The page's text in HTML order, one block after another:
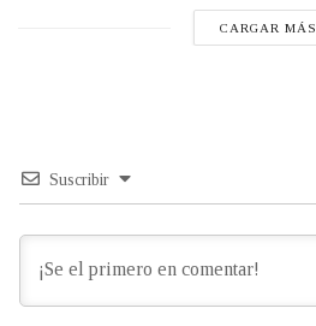
CARGAR MÁS
Suscribir